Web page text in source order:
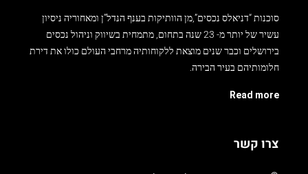
סוכנות “דניאלס נכסים”,מן הוותיקות בענף הנדל”ן ומאחוריה ניסיון
עשיר של יותר מ- 23 שנה בתחום, מתמחית בשיווק וניהול נכסים
בירושלים וכבר שנים מוצאת ללקוחותיה מרחבי העולם כולו את דירת
חלומותיהם בעיר הבירה.
Read more
צרו קשר